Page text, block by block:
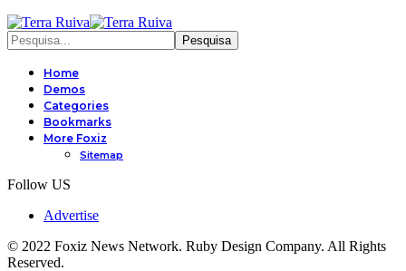
Home
Demos
Categories
Bookmarks
More Foxiz
Sitemap
Follow US
Advertise
© 2022 Foxiz News Network. Ruby Design Company. All Rights
Reserved.